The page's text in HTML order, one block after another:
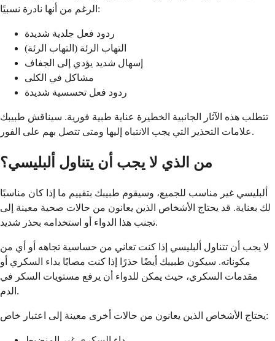
الرغم من أنها نادرة نسبيًا:
ردود فعل جلدية شديدة
التهاب الرئة (التهاب الرئة)
إسهال شديد يؤدي إلى الجفاف
مشاكل في الكلى
ردود فعل تحسسية شديدة
تتطلب هذه الآثار الجانبية الخطيرة عناية طبية فورية. سيناقش طبيبك
علامات التحذير التي يجب الانتباه إليها ومتى تتصل بهم على الفور.
من الذي لا يجب أن يتناول ألبليسي؟
ألبليسي غير مناسب للجميع، وسيقوم طبيبك بتقييم ما إذا كان مناسبًا
لك بعناية. قد يحتاج الأشخاص الذين يعانون من حالات صحية معينة إلى
تجنب هذا الدواء أو استخدامه بحذر شديد.
لا يجب أن تتناول ألبليسي إذا كنت تعاني من حساسية تجاهه أو أي من
مكوناته. سيكون طبيبك أيضًا حذرًا إذا كنت مصابًا بداء السكري أو
مقدمات السكري، حيث يمكن للدواء أن يرفع مستويات السكر في
الدم.
يحتاج الأشخاص الذين يعانون من حالات أخرى معينة إلى اعتبار خاص: